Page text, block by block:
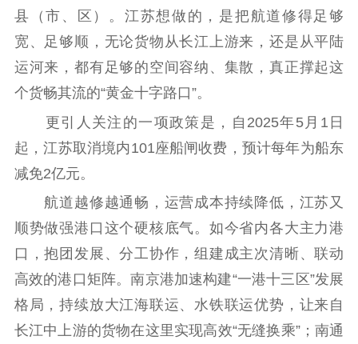
党建要闻 学习在线
文化人才
紫金人才
数据资源
新时代公民素养
新闻出版
作品著作权
科研创新
服务管理平台
智库服务
管理平台
文艺创作
服务管理
文化产业
统计分析
数字出版
审读服务
新闻发布工作备
案管理系统
电影
理论宣讲
政工继续教育学
县（市、区）。江苏想做的，是把航道修得足够
宽、足够顺，无论货物从长江上游来，还是从平陆
运河来，都有足够的空间容纳、集散，真正撑起这
个货畅其流的“黄金十字路口”。
更引人关注的一项政策是，自2025年5月1日
起，江苏取消境内101座船闸收费，预计每年为船东
减免2亿元。
航道越修越通畅，运营成本持续降低，江苏又
顺势做强港口这个硬核底气。如今省内各大主力港
口，抱团发展、分工协作，组建成主次清晰、联动
高效的港口矩阵。南京港加速构建“一港十三区”发展
格局，持续放大江海联运、水铁联运优势，让来自
长江中上游的货物在这里实现高效“无缝换乘”；南通